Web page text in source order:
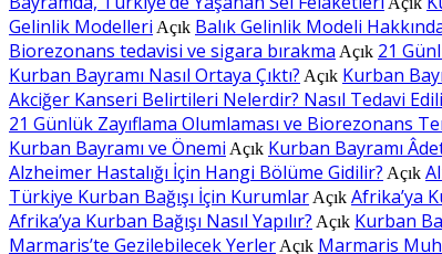
Gelinlik Modelleri Açık Balık Gelinlik Modeli
Biorezonans tedavisi ve sigara bırakma Açık 21
Kurban Bayramı Nasıl Ortaya Çıktı? Açık Kurban
Akciğer Kanseri Belirtileri Nelerdir? Nasıl Tedavi
21 Günlük Zayıflama Olumlaması ve Biorezonans
Kurban Bayramı ve Önemi Açık Kurban Bayramı
Alzheimer Hastalığı İçin Hangi Bölüme Gidilir? Açık
Türkiye Kurban Bağışı İçin Kurumlar Açık Afrika’ya
Afrika’ya Kurban Bağışı Nasıl Yapılır? Açık Kurban
Marmaris’te Gezilebilecek Yerler Açık Marmaris